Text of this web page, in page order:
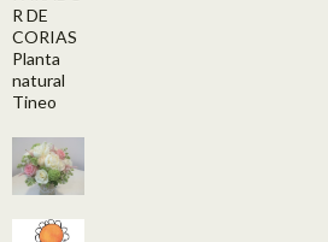
R DE
CORIAS
Planta
natural
Tineo